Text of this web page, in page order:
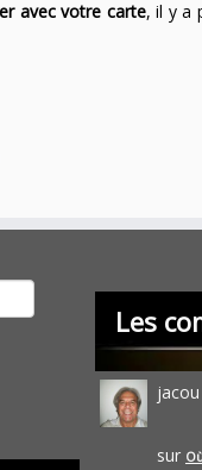
avec votre carte, il y a
Les
jacou
sur